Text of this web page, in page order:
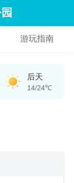
游玩指南
后天
14/24℃